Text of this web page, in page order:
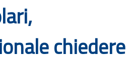
chiedere